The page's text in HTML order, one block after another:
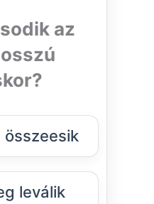
az
összeesik
leválik